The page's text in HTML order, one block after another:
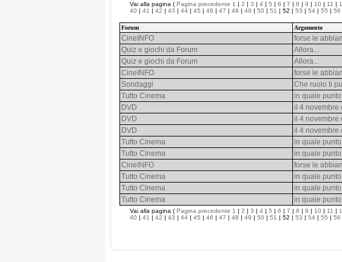
Vai alla pagina ( Pagina precedente 1 | 2 | 3 | 4 | 5 | 6 | 7 | 8 | 9 | 10 | 11 |
40 | 41 | 42 | 43 | 44 | 45 | 46 | 47 | 48 | 49 | 50 | 51 | 52 | 53 | 54 | 55 | 56
Forum
Argomento
CineINFO forse le
Quiz e giochi da Forum
Allora...
Quiz e giochi da Forum
Allora...
CineINFO
forse le
Sondaggi
Che ruolo ti
Tutto Cinema
in quale
DVD
il 4 novembre
DVD
il 4 novembre
DVD
il 4 novembre
Tutto Cinema
in quale
Tutto Cinema
in quale
CineINFO
forse le
Tutto Cinema
in quale
Tutto Cinema
in quale
Tutto Cinema
in quale
Vai alla pagina ( Pagina precedente 1 | 2 | 3 | 4 | 5 | 6 | 7 | 8 | 9 | 10 | 11 |
40 | 41 | 42 | 43 | 44 | 45 | 46 | 47 | 48 | 49 | 50 | 51 | 52 | 53 | 54 | 55 | 56